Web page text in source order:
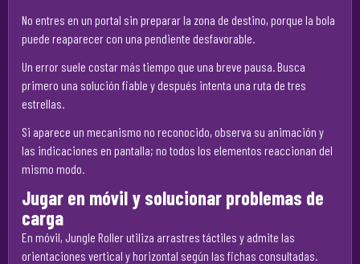
No entres en un portal sin preparar la zona de destino, porque la bola
puede reaparecer con una pendiente desfavorable.
Un error suele costar más tiempo que una breve pausa. Busca
primero una solución fiable y después intenta una ruta de tres
estrellas.
Si aparece un mecanismo no reconocido, observa su animación y
las indicaciones en pantalla; no todos los elementos reaccionan del
mismo modo.
Jugar en móvil y solucionar problemas de
carga
En móvil, Jungle Roller utiliza arrastres táctiles y admite las
orientaciones vertical y horizontal según las fichas consultadas.